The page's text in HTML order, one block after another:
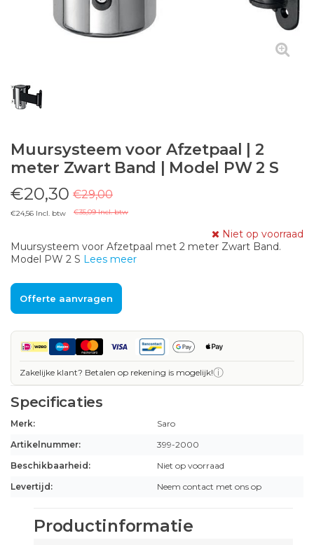
Muursysteem voor Afzetpaal | 2
meter Zwart Band | Model PW 2 S
€20,30 €29,00
€24,56 Incl. btw €35,09 Incl. btw
Niet op voorraad
Muursysteem voor Afzetpaal met 2 meter Zwart Band.
Model PW 2 S Lees meer
Offerte aanvragen
Zakelijke klant? Betalen op rekening is mogelijk!ⓘ
Specificaties
Merk:
Saro
Artikelnummer:
399-2000
Beschikbaarheid:
Niet op voorraad
Levertijd:
Neem contact met ons op
Productinformatie